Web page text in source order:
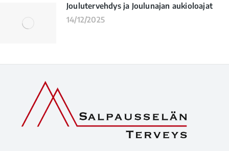
Joulutervehdys ja Joulunajan aukioloajat
14/12/2025